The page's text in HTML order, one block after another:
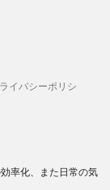
イバシーポリシ
率化、また日常の気